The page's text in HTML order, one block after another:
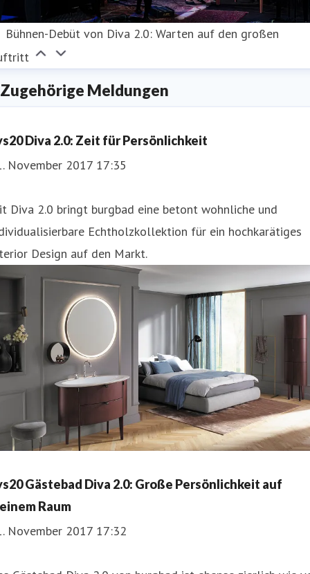
Bühnen-Debüt von Diva 2.0: Warten auf den großen
Zugehörige Meldungen
Diva 2.0: Zeit für Persönlichkeit
November 2017 17:35
Diva 2.0 bringt burgbad eine betont wohnliche und
Echtholzkollektion für ein hochkarätiges
Design auf den Markt.
Gästebad Diva 2.0: Große Persönlichkeit auf
Raum
November 2017 17:32